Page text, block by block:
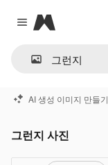
Close menu
Magnific
AI 생성 이미지 만들기
그런지 사진